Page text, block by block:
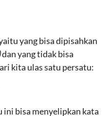
yang bisa dipisahkan
dan yang tidak bisa
kita ulas satu persatu:
ini bisa menyelipkan kata